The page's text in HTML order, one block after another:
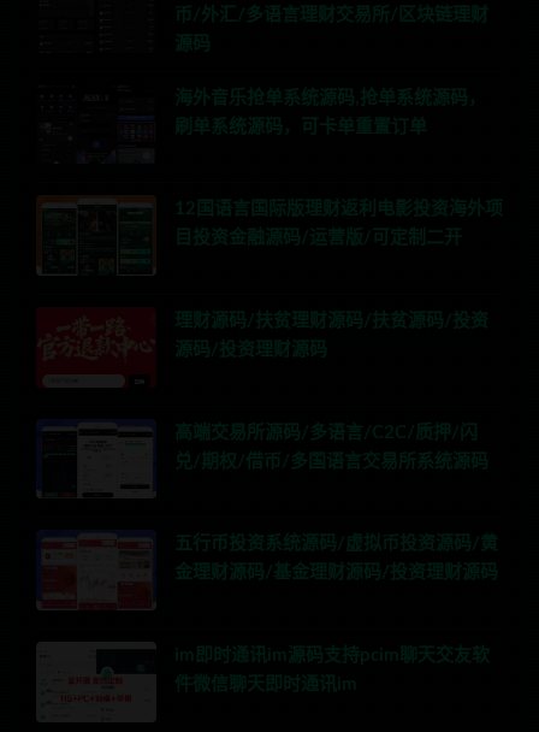
币/外汇/多语言理财交易所/区块链理财
源码
海外音乐抢单系统源码,抢单系统源码，
刷单系统源码，可卡单重置订单
12国语言国际版理财返利电影投资海外项
目投资金融源码/运营版/可定制二开
理财源码/扶贫理财源码/扶贫源码/投资
源码/投资理财源码
高端交易所源码/多语言/C2C/质押/闪
兑/期权/借币/多国语言交易所系统源码
五行币投资系统源码/虚拟币投资源码/黄
金理财源码/基金理财源码/投资理财源码
im即时通讯im源码支持pcim聊天交友软
件微信聊天即时通讯im